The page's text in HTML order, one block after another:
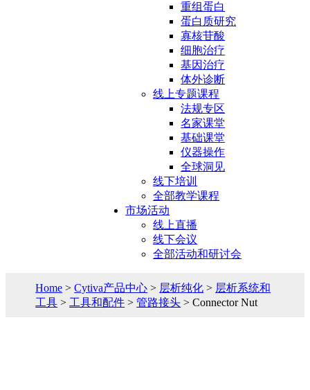
重组蛋白
蛋白质研究
寡核苷酸
细胞治疗
基因治疗
体外诊断
线上专题课程
法规专区
名家课堂
基础课堂
仪器操作
全球洞见
线下培训
全部教学课程
市场活动
线上直播
线下会议
全部活动和研讨会
Home >Cytiva产品中心 > 层析纯化 > 层析系统和
工具 > 工具和配件 >管路接头 > Connector Nut